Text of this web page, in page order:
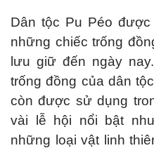
Dân tộc Pu Péo
những chiếc trống
lưu giữ đến ngày
trống đồng của dân
còn được sử dụng
vài lễ hội nổi bật
những loại vật linh